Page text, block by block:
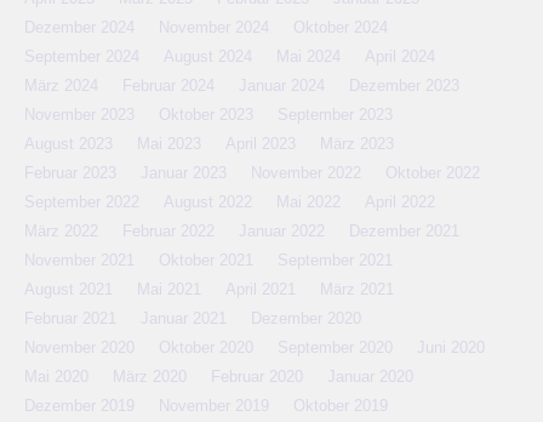
Dezember 2024
November 2024
Oktober 2024
September 2024
August 2024 Mai 2024
April 2024
März 2024
Februar 2024 Januar 2024
Dezember 2023
November 2023
Oktober 2023
September 2023
August 2023
Mai 2023 April 2023
März 2023
Februar 2023
Januar 2023 November 2022
Oktober 2022
September 2022
August 2022 Mai 2022
April 2022
März 2022
Februar 2022 Januar 2022
Dezember 2021
November 2021
Oktober 2021
September 2021
August 2021
Mai 2021 April 2021
März 2021
Februar 2021
Januar 2021
Dezember 2020
November 2020
Oktober 2020 September 2020
Juni 2020
Mai 2020
März 2020 Februar 2020
Januar 2020
Dezember 2019
November 2019
Oktober 2019